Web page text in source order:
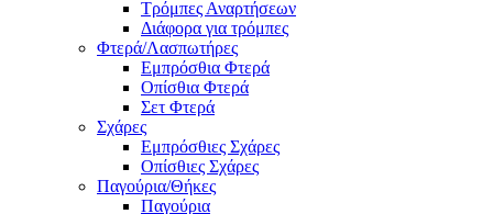
Τρόμπες Αναρτήσεων
Διάφορα για τρόμπες
Φτερά/Λασπωτήρες
Εμπρόσθια Φτερά
Οπίσθια Φτερά
Σετ Φτερά
Σχάρες
Εμπρόσθιες Σχάρες
Οπίσθιες Σχάρες
Παγούρια/Θήκες
Παγούρια